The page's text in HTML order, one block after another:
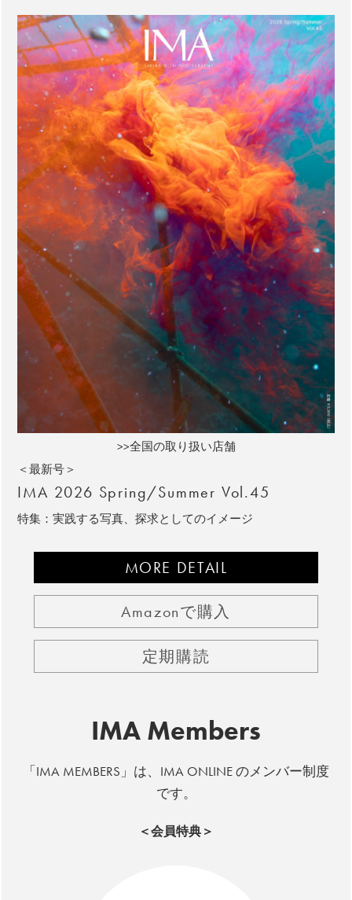
>>全国の取り扱い店舗
＜最新号＞
IMA 2026 Spring/Summer Vol.45
特集：実践する写真、探求としてのイメージ
MORE DETAIL
Amazonで購入
定期購読
IMA Members
「IMA MEMBERS」は、IMA ONLINE のメンバー制度
です。
＜会員特典＞